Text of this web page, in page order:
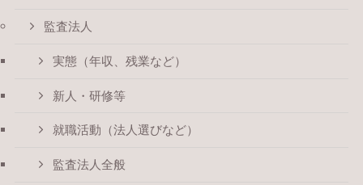
監査法人
実態（年収、残業など）
新人・研修等
就職活動（法人選びなど）
監査法人全般